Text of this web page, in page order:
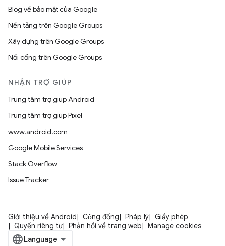
Blog về bảo mật của Google
Nền tảng trên Google Groups
Xây dựng trên Google Groups
Nối cổng trên Google Groups
NHẬN TRỢ GIÚP
Trung tâm trợ giúp Android
Trung tâm trợ giúp Pixel
www.android.com
Google Mobile Services
Stack Overflow
Issue Tracker
Giới thiệu về Android Cộng đồng Pháp lý
Giấy phép
Quyền riêng tư
Phản hồi về trang web Manage cookies